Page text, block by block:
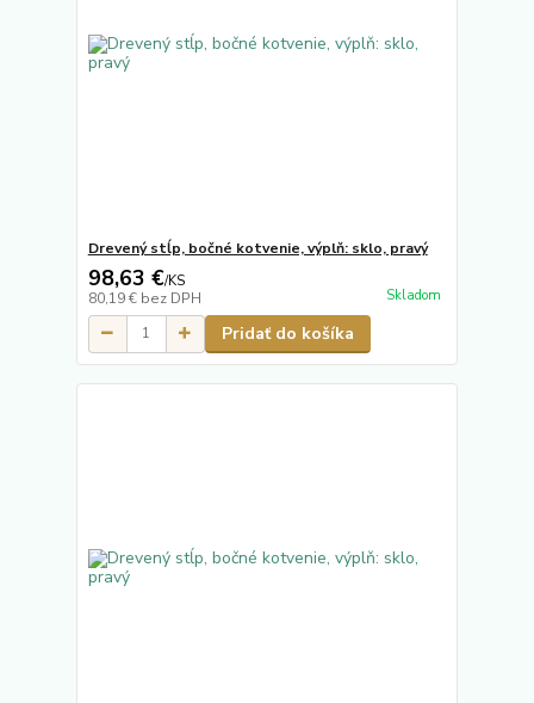
Drevený stĺp, bočné kotvenie, výplň: sklo, pravý
98,63 €/KS
80,19 € bez DPH Skladom
Pridať do košíka